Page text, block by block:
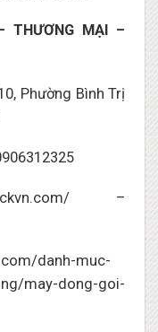
THƯƠNG MẠI –
Phường Bình Trị
–
danh-muc-
may-dong-goi-